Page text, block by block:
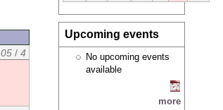
05/ 4
Upcoming events
No upcoming events
available
more